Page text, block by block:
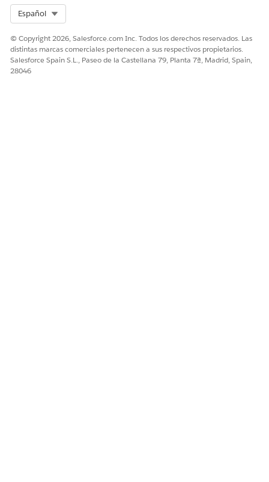
Español
© Copyright 2026, Salesforce.com Inc. Todos los derechos reservados. Las
distintas marcas comerciales pertenecen a sus respectivos propietarios.
Salesforce Spain S.L., Paseo de la Castellana 79, Planta 7ª, Madrid, Spain,
28046